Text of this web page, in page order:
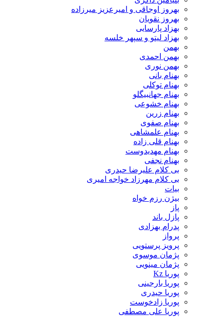
بهروز اوجاقی و امیرعزیز میرزاده
بهروز نقویان
بهزاد پارسایی
بهزاد لیتو و سپهر خلسه
بهمن
بهمن احمدی
بهمن نوری
بهنام بانی
بهنام توکلی
بهنام جهانبیگلو
بهنام خشوعی
بهنام زرین
بهنام صفوی
بهنام علمشاهی
بهنام قلی زاده
بهنام مهدیدوست
بهنام نجفی
بی کلام علیرضا حیدری
بی کلام مهرزاد خواجه امیری
بیات
بیژن رزم خواه
پاز
پازل باند
پدرام بهزادی
پرواز
پرویز پرستویی
پژمان موسوی
پژمان مینویی
پوریا Kz
پوریا بارجینی
پوریا حیدری
پوریا زادخوست
پوریا علی مصطفی